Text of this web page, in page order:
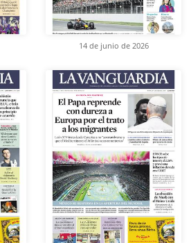
14 de junio de 2026